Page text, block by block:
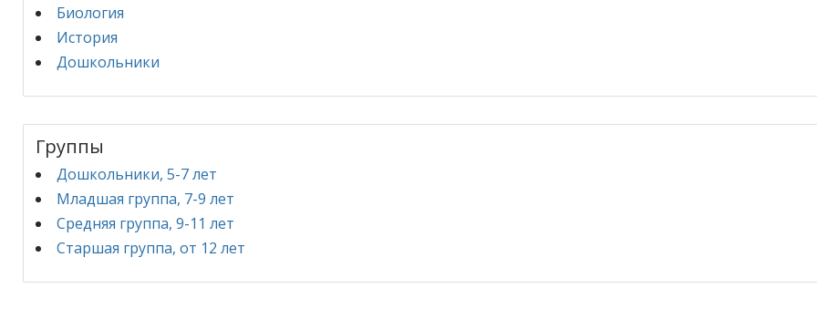
Биология
История
Дошкольники
Группы
Дошкольники, 5-7 лет
Младшая группа, 7-9 лет
Средняя группа, 9-11 лет
Старшая группа, от 12 лет